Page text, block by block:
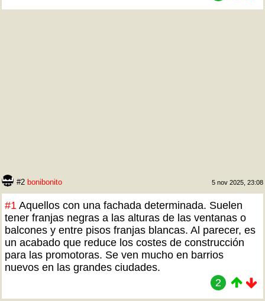
#2 bonibonito 5 nov 2025, 23:08
#1 Aquellos con una fachada determinada. Suelen
tener franjas negras a las alturas de las ventanas o
balcones y entre pisos franjas blancas. Al parecer, es
un acabado que reduce los costes de construcción
para las promotoras. Se ven mucho en barrios
nuevos en las grandes ciudades.
2